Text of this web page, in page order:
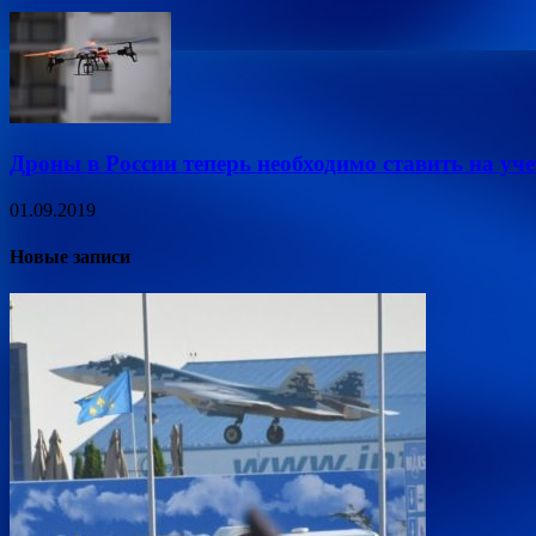
Дроны в России теперь необходимо ставить на
01.09.2019
Новые записи